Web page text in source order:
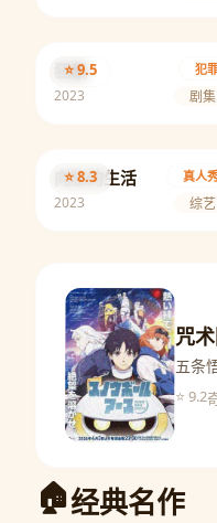
⭐ 9.5 犯
狂飙
2023 剧集
⭐ 8.3 真人
向往的生活
2023 综艺
咒
五条
⭐ 9.2
经典名作